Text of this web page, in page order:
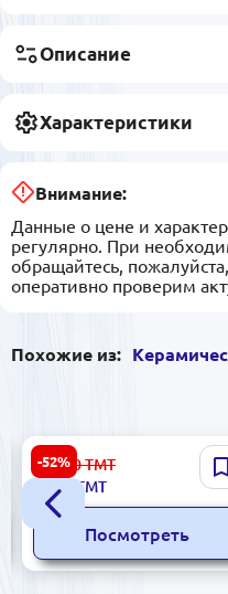
Описание
Характеристики
Внимание:
Данные о цене и
регулярно. При
обращайтесь,
оперативно проверим
Похожие из:
-52%
Dune 186723 |
Керамическая плитка
15x59,4 см бордюр Cenefa
Persepolis
112.00ТМТ
53.00
ТМТ
Посмотреть